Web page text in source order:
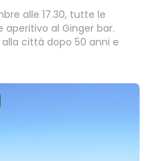
alle 17.30, tutte le
aperitivo al Ginger bar.
città dopo 50 anni e